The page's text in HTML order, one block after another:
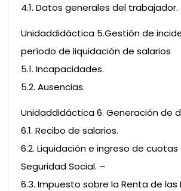
4.1. Datos generales del trabajador.
Unidaddidáctica 5.Gestión de
período de liquidación de salarios
5.1. Incapacidades.
5.2. Ausencias.
Unidaddidáctica 6. Generación de
6.1. Recibo de salarios.
6.2. Liquidación e ingreso de cuotas
Seguridad Social. –
6.3. Impuesto sobre la Renta de las